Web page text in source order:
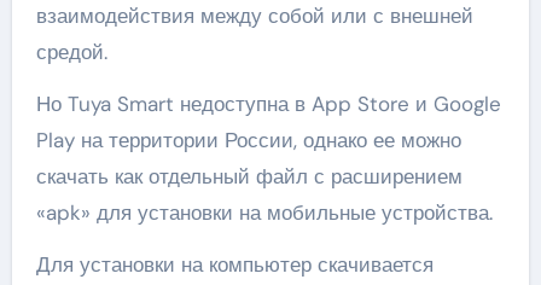
взаимодействия между собой или с внешней
средой.
Но Tuya Smart недоступна в App Store и Google
Play на территории России, однако ее можно
скачать как отдельный файл с расширением
«apk» для установки на мобильные устройства.
Для установки на компьютер скачивается